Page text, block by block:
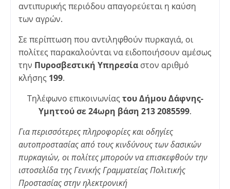
αντιπυρικής περιόδου απαγορεύεται η καύση
των αγρών.
Σε περίπτωση που αντιληφθούν πυρκαγιά, οι
πολίτες παρακαλούνται να ειδοποιήσουν αμέσως
την Πυροσβεστική Υπηρεσία στον αριθμό
κλήσης 199.
Τηλέφωνο επικοινωνίας του Δήμου Δάφνης-
Υμηττού σε 24ωρη βάση 213 2085599.
Για περισσότερες πληροφορίες και οδηγίες
αυτοπροστασίας από τους κινδύνους των δασικών
πυρκαγιών, οι πολίτες μπορούν να επισκεφθούν την
ιστοσελίδα της Γενικής Γραμματείας Πολιτικής
Προστασίας στην ηλεκτρονική